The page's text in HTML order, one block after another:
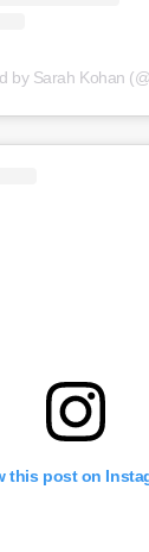
by Sarah Kohan
this post on